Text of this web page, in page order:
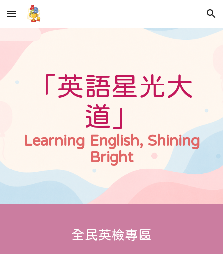
Skip to main content Skip to navigation
「英語星光大
道」
Learning English, Shining
Bright
全民英檢專區